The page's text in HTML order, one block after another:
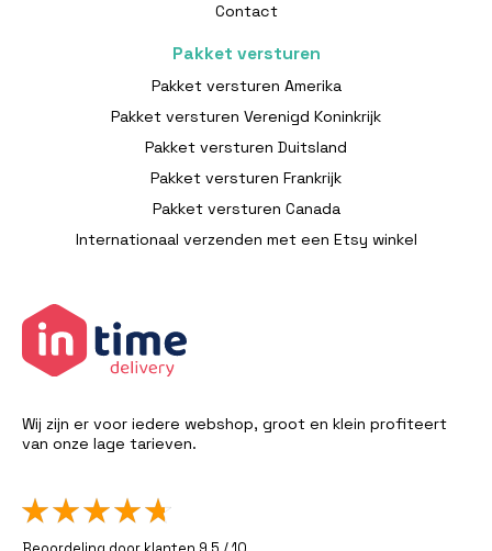
Wij zijn er voor iedere webshop, groot en klein profiteert
van onze lage tarieven.
Contact
Pakket versturen
Pakket versturen Amerika
Pakket versturen Verenigd Koninkrijk
Pakket versturen Duitsland
Pakket versturen Frankrijk
Pakket versturen Canada
Internationaal verzenden met een Etsy winkel